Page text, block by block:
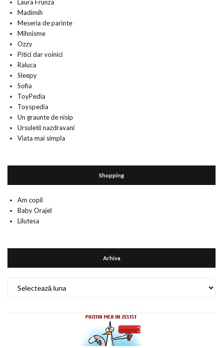
Laura Frunza
Madimih
Meseria de parinte
Mihnisme
Ozzy
Pitici dar voinici
Raluca
Sleepy
Sofia
ToyPedia
Toyspedia
Un graunte de nisip
Ursuletii nazdravani
Viata mai simpla
Shopping
Am copil
Baby Orajel
Lilutesa
Arhiva